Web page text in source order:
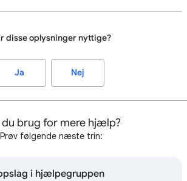
disse oplysninger nyttige?
Ja Nej
du brug for mere hjælp?
Prøv følgende næste trin:
i hjælpegruppen